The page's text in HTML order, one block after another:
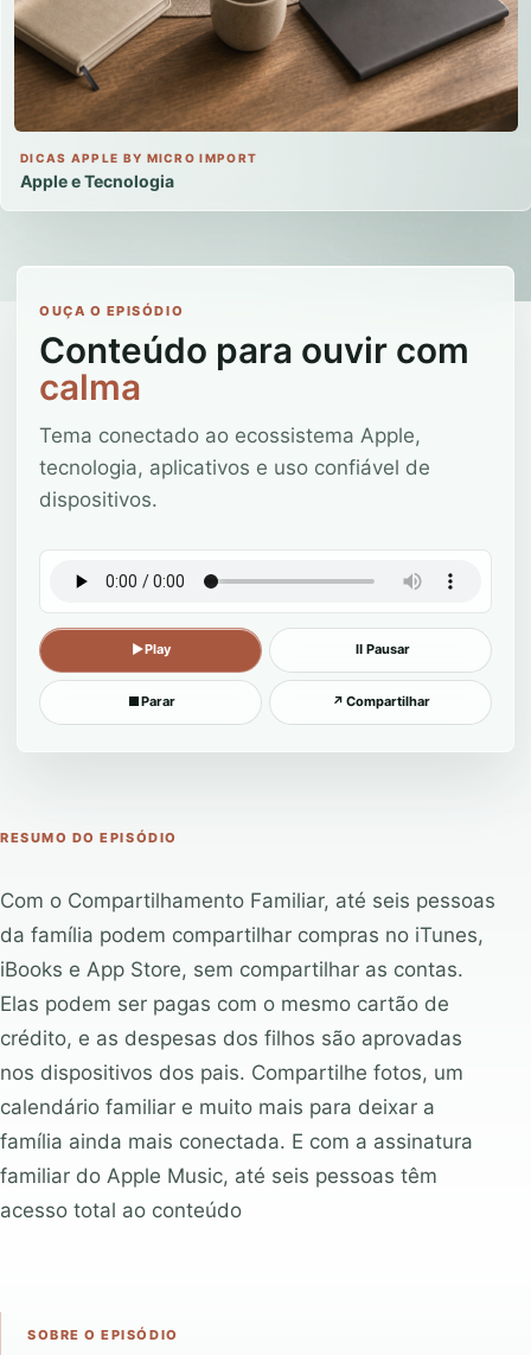
DICAS APPLE BY MICRO IMPORT
Apple e Tecnologia
OUÇA O EPISÓDIO
Conteúdo para ouvir com
calma
Tema conectado ao ecossistema Apple,
tecnologia, aplicativos e uso confiável de
dispositivos.
▶Play Ⅱ Pausar
■Parar ↗ Compartilhar
RESUMO DO EPISÓDIO
Com o Compartilhamento Familiar, até seis pessoas
da família podem compartilhar compras no iTunes,
iBooks e App Store, sem compartilhar as contas.
Elas podem ser pagas com o mesmo cartão de
crédito, e as despesas dos filhos são aprovadas
nos dispositivos dos pais. Compartilhe fotos, um
calendário familiar e muito mais para deixar a
família ainda mais conectada. E com a assinatura
familiar do Apple Music, até seis pessoas têm
acesso total ao conteúdo
SOBRE O EPISÓDIO